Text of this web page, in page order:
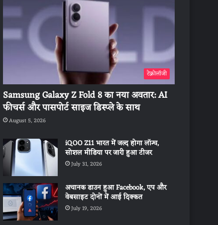
टेक्नोलॉजी
Samsung Galaxy Z Fold 8 का नया अवतार: AI
फीचर्स और पासपोर्ट साइज डिस्प्ले के साथ
August 5, 2026
iQOO Z11 भारत में जल्द होगा लॉन्च,
सोशल मीडिया पर जारी हुआ टीजर
July 31, 2026
अचानक डाउन हुआ Facebook, एप और
वेबसाइट दोनों में आई दिक्कत
July 19, 2026